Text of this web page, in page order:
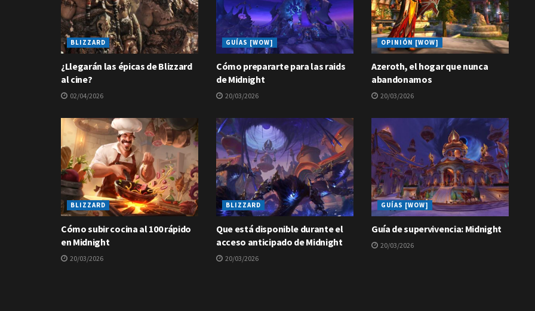
BLIZZARD
¿Llegarán las épicas de Blizzard
al cine?
02/04/2026
GUÍAS [WOW]
Cómo prepararte para las raids
de Midnight
20/03/2026
OPINIÓN [WOW]
Azeroth, el hogar que nunca
abandonamos
20/03/2026
BLIZZARD
Cómo subir cocina al 100 rápido
en Midnight
20/03/2026
BLIZZARD
Que está disponible durante el
acceso anticipado de Midnight
20/03/2026
GUÍAS [WOW]
Guía de supervivencia: Midnight
20/03/2026